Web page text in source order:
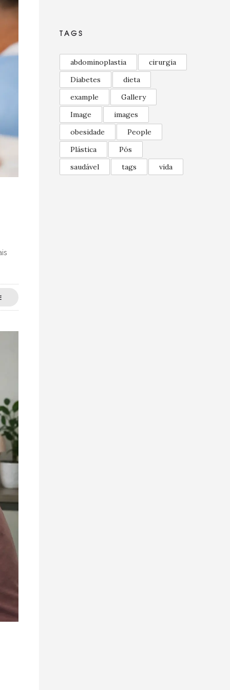
TAGS
abdominoplastia
cirurgia
Diabetes
dieta
example
Gallery
Image
images
obesidade
People
Plástica
Pós
saudável
tags vida